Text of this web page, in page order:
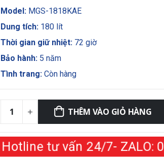
Model: MGS-1818KAE
Dung tích: 180 lít
Thời gian giữ nhiệt: 72 giờ
Bảo hành: 5 năm
Tình trang: Còn hàng
THÊM VÀO GIỎ HÀNG
Hotline tư vấn 24/7- ZALO: